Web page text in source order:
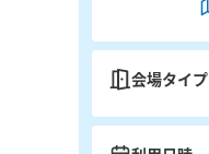
会場タイプ